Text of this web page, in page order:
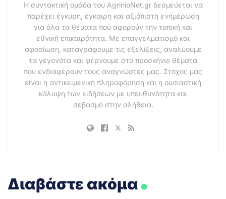
Η συντακτική ομάδα του AgrinioNet.gr δεσμεύεται να
παρέχει έγκυρη, έγκαιρη και αξιόπιστη ενημέρωση
για όλα τα θέματα που αφορούν την τοπική και
εθνική επικαιρότητα. Με επαγγελματισμό και
αφοσίωση, καταγράφουμε τις εξελίξεις, αναλύουμε
τα γεγονότα και φέρνουμε στο προσκήνιο θέματα
που ενδιαφέρουν τους αναγνώστες μας. Στόχος μας
είναι η αντικειμενική πληροφόρηση και η ουσιαστική
κάλυψη των ειδήσεων με υπευθυνότητα και
σεβασμό στην αλήθεια.
Διαβάστε ακόμα.